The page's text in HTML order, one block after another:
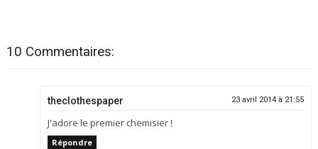
10 Commentaires:
theclothespaper 23 avril 2014 à 21:55
J'adore le premier chemisier !
Répondre